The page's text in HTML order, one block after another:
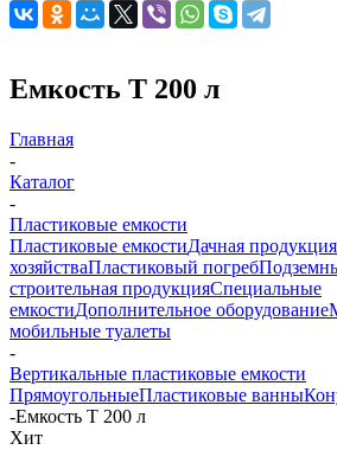
Емкость T 200 л
Главная
-
Каталог
-
Пластиковые емкости
Пластиковые емкостиДачная продукция
хозяйстваПластиковый погреб
строительная продукцияСпециальные
емкостиДополнительное оборудование
мобильные туалеты
-
Вертикальные пластиковые емкости
ПрямоугольныеПластиковые ванны
-Емкость T 200 л
Хит